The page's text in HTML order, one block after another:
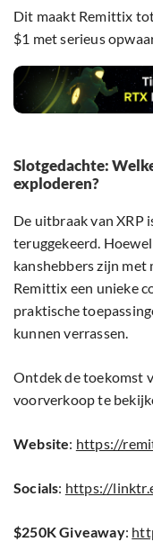
Dit maakt Remittix tot
$1 met serieus
Slotgedachte:
exploderen?
De uitbraak van XRP
teruggekeerd.
kanshebbers zijn
Remittix een unieke
praktische
kunnen verrassen.
Ontdek de toekomst
voorverkoop te
Website: https://
Socials: https://
$250K Giveaway: